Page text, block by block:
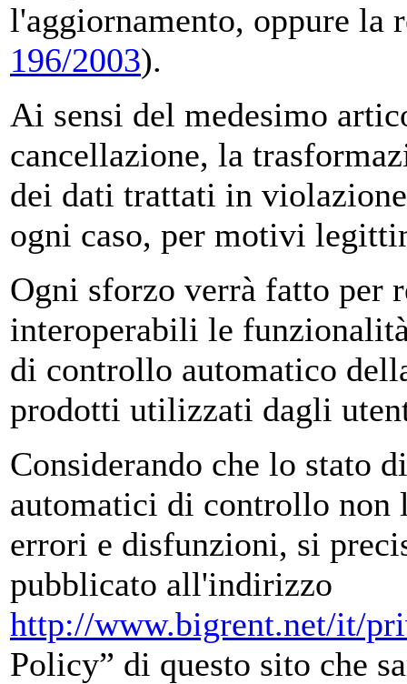
l'aggiornamento, oppure la
196/2003).
Ai sensi del medesimo
cancellazione, la
dei dati trattati in
ogni caso, per motivi
Ogni sforzo verrà fatto per
interoperabili le
di controllo automatico
prodotti utilizzati dagli
Considerando che lo stato
automatici di controllo non
errori e disfunzioni, si
pubblicato all'indirizzo
http://www.bigrent.net/it/
Policy” di questo sito che